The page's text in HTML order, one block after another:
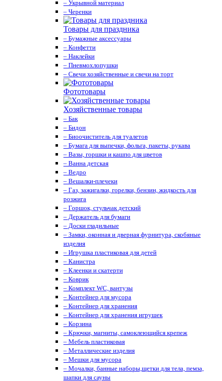
– Укрывной материал
– Черенки
Товары для праздника
– Бумажные аксессуары
– Конфетти
– Наклейки
– Пневмохлопушки
– Свечи хозяйственные и свечи на торт
Фототовары
Хозяйственные товары
– Бак
– Бидон
– Биоочиститель для туалетов
– Бумага для выпечки, фольга, пакеты, рукава
– Вазы, горшки и кашпо для цветов
– Ванна детская
– Ведро
– Вешалки-плечеки
– Газ, зажигалки, горелки, бензин, жидкость для
розжига
– Горшок, стульчак детский
– Держатель для бумаги
– Доски гладильные
– Замки, оконная и дверная фурнитура, скобяные
изделия
– Игрушка пластиковая для детей
– Канистра
– Клеенки и скатерти
– Коврик
– Комплект WC, вантузы
– Контейнер для мусора
– Контейнер для хранения
– Контейнер для хранения игрушек
– Корзина
– Крючки, магниты, cамоклеющийся крепеж
– Мебель пластиковая
– Металлические изделия
– Мешки для мусора
– Мочалки, банные наборы,щетки для тела, пемза,
шапки для сауны